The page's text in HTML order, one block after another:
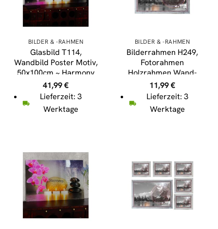
BILDER & -RAHMEN
Glasbild T114,
Wandbild Poster Motiv,
50x100cm ~ Harmony
41,99€
Lieferzeit: 3
Werktage
BILDER & -RAHMEN
Bilderrahmen H249,
Fotorahmen
Holzrahmen Wand-
Rahmen, 26x36cm
Shabby-Look Landhaus
~ weiß
11,99€
Lieferzeit: 3
Werktage